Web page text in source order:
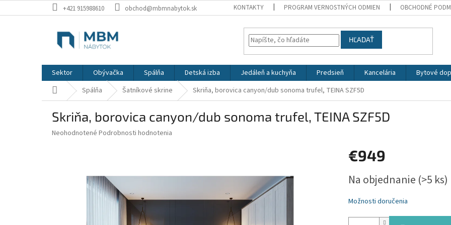
na
+421 915988610 obchod@mbmnabytok.sk KONTAKTY PROGRAM VERNOSTNÝCH ODMIEN OBCHODNÉ
HĽADAŤ
Sektor Obývačka Spálňa Detská izba Jedáleň a kuchyňa Predsieň Kancelária Bytové
DomovSpálňa Šatníkové skrine Skriňa, borovica canyon/dub sonoma trufel, TEINA SZF5D
Skriňa, borovica canyon/dub sonoma trufel, TEINA SZF5D
Priemerné
Neohodnotené Podrobnosti hodnotenia
€949
cena:
Na objednanie (>5 ks)
Možnosti doručenia